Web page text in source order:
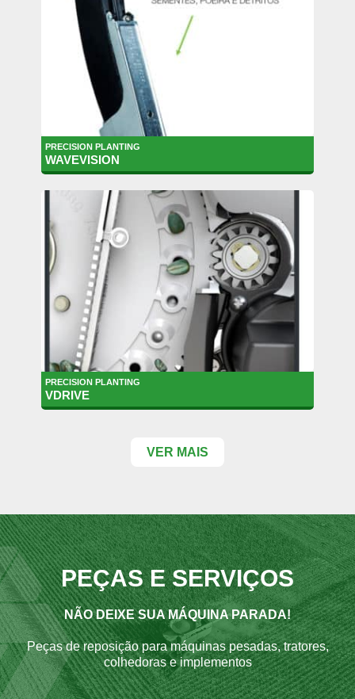
PRECISION PLANTING
WAVEVISION
PRECISION PLANTING
VDRIVE
VER MAIS
PEÇAS E SERVIÇOS
NÃO DEIXE SUA MÁQUINA PARADA!
Peças de reposição para máquinas pesadas, tratores,
colhedoras e implementos